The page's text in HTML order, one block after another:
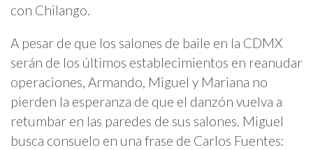
con Chilango.
A pesar de que los salones de baile en la CDMX
serán de los últimos establecimientos en reanudar
operaciones, Armando, Miguel y Mariana no
pierden la esperanza de que el danzón vuelva a
retumbar en las paredes de sus salones. Miguel
busca consuelo en una frase de Carlos Fuentes: